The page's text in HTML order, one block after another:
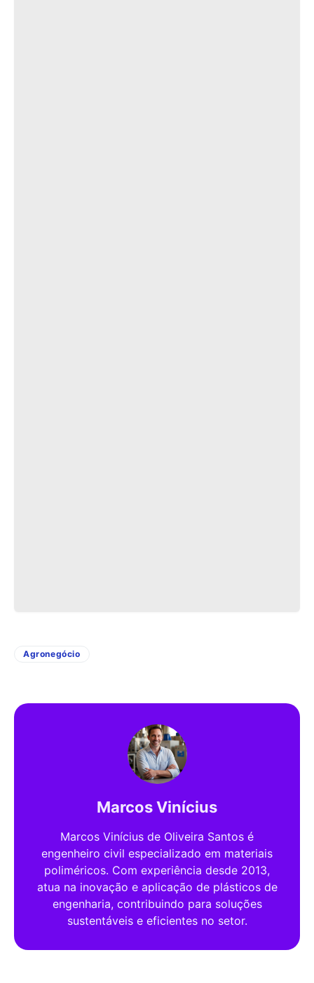
Agronegócio
Marcos Vinícius
Marcos Vinícius de Oliveira Santos é
engenheiro civil especializado em materiais
poliméricos. Com experiência desde 2013,
atua na inovação e aplicação de plásticos de
engenharia, contribuindo para soluções
sustentáveis e eficientes no setor.